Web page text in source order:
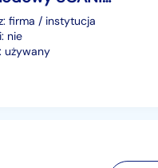
firma / instytucja
nie
używany